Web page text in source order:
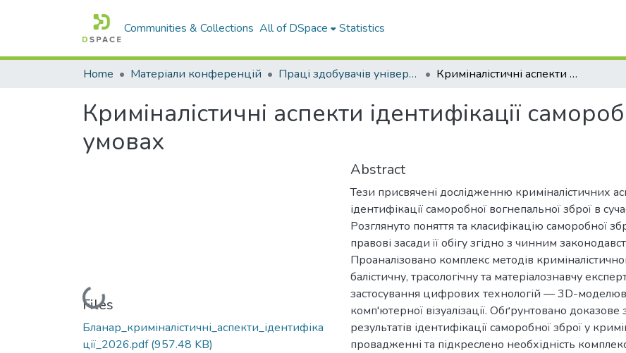
Communities & Collections All of DSpace Statistics
Home Матеріали конференцій Праці здобувачів університету Криміналістичні аспекти ідентифікації саморобної зброї в сучасних умовах
Криміналістичні аспекти ідентифікації
умовах
Loading...
Files
Бланар_криміналістичні_аспекти_ідентифіка
ції_2026.pdf(957.48 KB)
Abstract
Тези присвячені дослідженню криміналістичних
ідентифікації саморобної вогнепальної зброї в
Розглянуто поняття та класифікацію саморобної
правові засади її обігу згідно з чинним
Проаналізовано комплекс методів
балістичну, трасологічну та матеріалознавчу
застосування цифрових технологій — 3D-
комп'ютерної візуалізації. Обґрунтовано доказове
результатів ідентифікації саморобної зброї у
провадженні та підкреслено необхідність